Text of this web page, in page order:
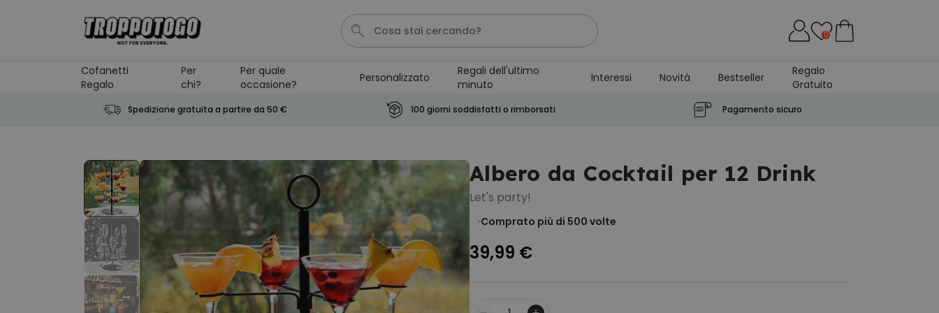
Tazza
Boccale da Birra
Personalizzato con Logo e
Faccia
Personalizzabile
Copertina Personalizzata con
Faccia
39,99 €
0
Cofanetti
Regalo
Per
chi?
Per quale
occasione?
Personalizzato
Regali dell'ultimo
minuto
Interessi Novità Bestseller
Regalo
Gratuito
Spedizione gratuita a partire da 50 € 100 giorni soddisfatti o rimborsati Pagamento sicuro
Albero da Cocktail per 12 Drink
Let's party!
Comprato più di 500 volte
39,99 €